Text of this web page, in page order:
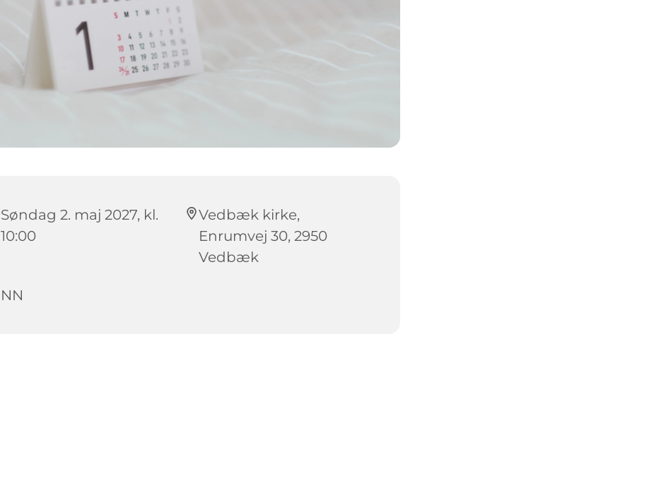
Søndag 2. maj 2027, kl.
10:00
Vedbæk kirke,
Enrumvej 30, 2950
Vedbæk
NN